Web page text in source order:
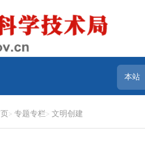
专题专栏 文明创建